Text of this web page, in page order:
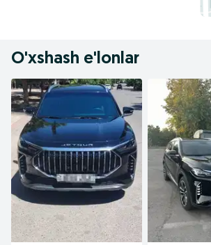
O'xshash e'lonlar